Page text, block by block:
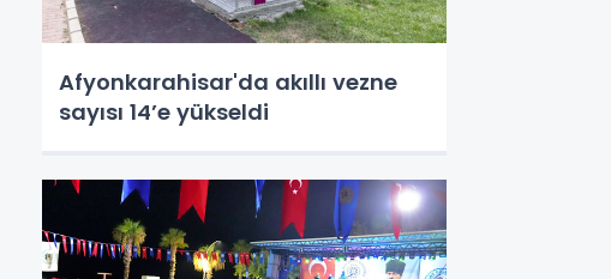
Afyonkarahisar'da akıllı vezne
sayısı 14’e yükseldi